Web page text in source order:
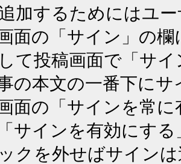
加するためにはユ
面の「サイン」の
て投稿画面で「サ
の本文の一番下に
面の「サインを常
サインを有効にす
クを外せばサイン